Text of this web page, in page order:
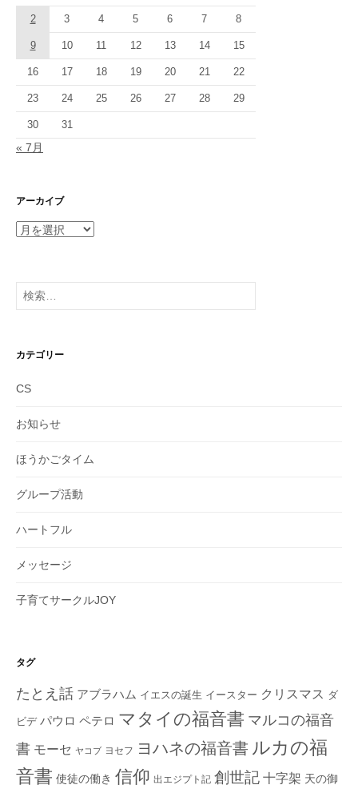
2 3 4 5 6 7 8
9 10 11 12 13 14 15
16 17 18 19 20 21 22
23 24 25 26 27 28 29
30 31
« 7月
アーカイブ
ア
イ
ブ
検
索:
カテゴリー
CS
お知らせ
ほうかごタイム
グループ活動
ハートフル
メッセージ
子育てサークルJOY
タグ
たとえ話 アブラハム イエスの誕生 イースター クリスマス ダ
ビデ パウロ ペテロ マタイの福音書 マルコの福音
書 モーセ ヤコブ ヨセフ ヨハネの福音書 ルカの福
音書 使徒の働き 信仰 出エジプト記 創世記 十字架 天の御